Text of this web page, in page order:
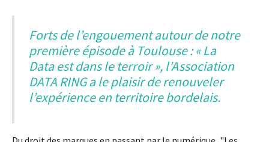
Forts de l’engouement autour de notre
première épisode à Toulouse : « La
Data est dans le terroir », l’Association
DATA RING a le plaisir de renouveler
l’expérience en territoire bordelais.